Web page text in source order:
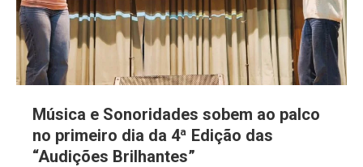
Música e Sonoridades sobem ao palco
no primeiro dia da 4ª Edição das
“Audições Brilhantes”